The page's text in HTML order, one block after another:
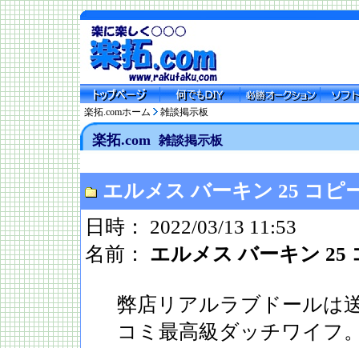
楽拓.comホーム 雑談掲示板
楽拓.com 雑談掲示板
エルメス バーキン 25 コピ
日時： 2022/03/13 11:53
名前： エルメス バーキン 25
弊店リアルラブドールは
コミ最高級ダッチワイフ